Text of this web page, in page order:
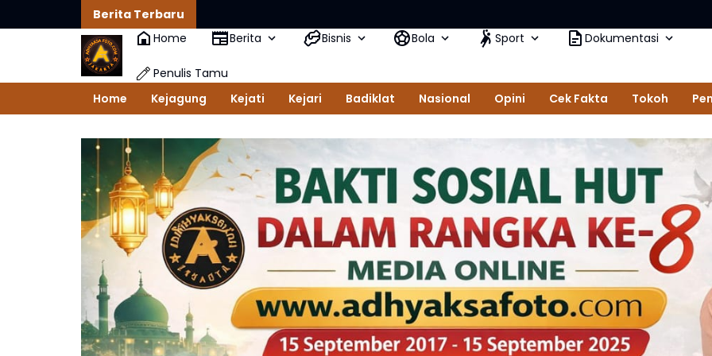
Berita Terbaru
Home
Berita Bisnis Bola Sport Dokumentasi
Penulis Tamu
Home
Kejagung Kejati Kejari Badiklat Nasional Opini Cek Fakta Tokoh